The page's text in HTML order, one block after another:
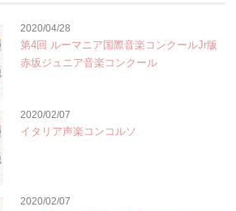
2020/04/28
第4回 ルーマニア国際音楽コンクールJr版
赤坂ジュニア音楽コンクール
2020/02/07
イタリア声楽コンコルソ
2020/02/07